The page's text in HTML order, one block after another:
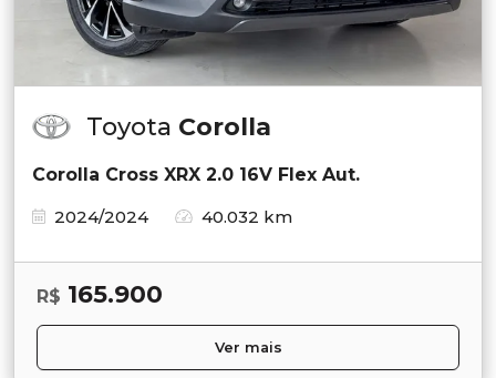
Toyota Corolla
Corolla Cross XRX 2.0 16V Flex Aut.
2024/2024
40.032 km
R$ 165.900
Ver mais